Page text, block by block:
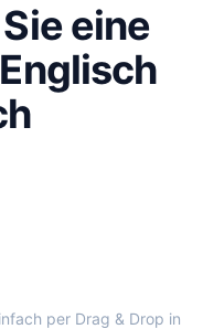
eine
per Drag & Drop in